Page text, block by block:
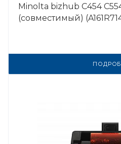
Minolta bizhub C454
(совместимый)